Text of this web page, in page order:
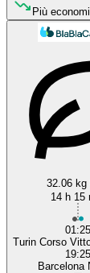
Più
32.06 kg
14 h 15
01:25
Turin Corso
19:25
Barcelona